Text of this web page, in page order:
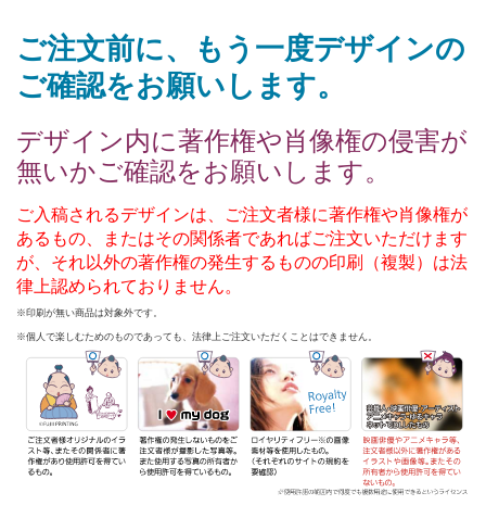
ご注文前に、もう一度デザインの
ご確認をお願いします。
デザイン内に著作権や肖像権の侵害が
無いかご確認をお願いします。
ご入稿されるデザインは、ご注文者様に著作権や肖像権が
あるもの、またはその関係者であればご注文いただけます
が、それ以外の著作権の発生するものの印刷（複製）は法
律上認められておりません。
※印刷が無い商品は対象外です。
※個人で楽しむためのものであっても、法律上ご注文いただくことはできません。